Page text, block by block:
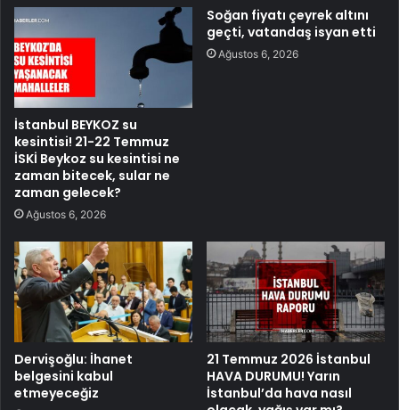
İstanbul BEYKOZ su
kesintisi! 21-22 Temmuz
İSKİ Beykoz su kesintisi ne
zaman bitecek, sular ne
zaman gelecek?
Ağustos 6, 2026
Soğan fiyatı çeyrek altını
geçti, vatandaş isyan etti
Ağustos 6, 2026
Dervişoğlu: İhanet
belgesini kabul
etmeyeceğiz
21 Temmuz 2026 İstanbul
HAVA DURUMU! Yarın
İstanbul’da hava nasıl